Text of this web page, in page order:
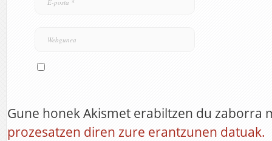
Gune honek Akismet erabiltzen du zaborra
prozesatzen diren zure erantzunen datuak.